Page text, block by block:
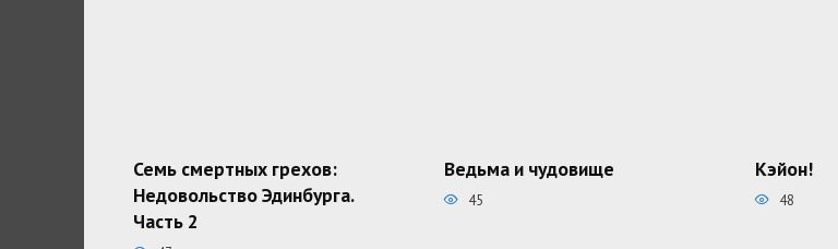
Семь смертных грехов:
Недовольство Эдинбурга.
Часть 2
Ведьма и чудовище
45
Кэйон!
48